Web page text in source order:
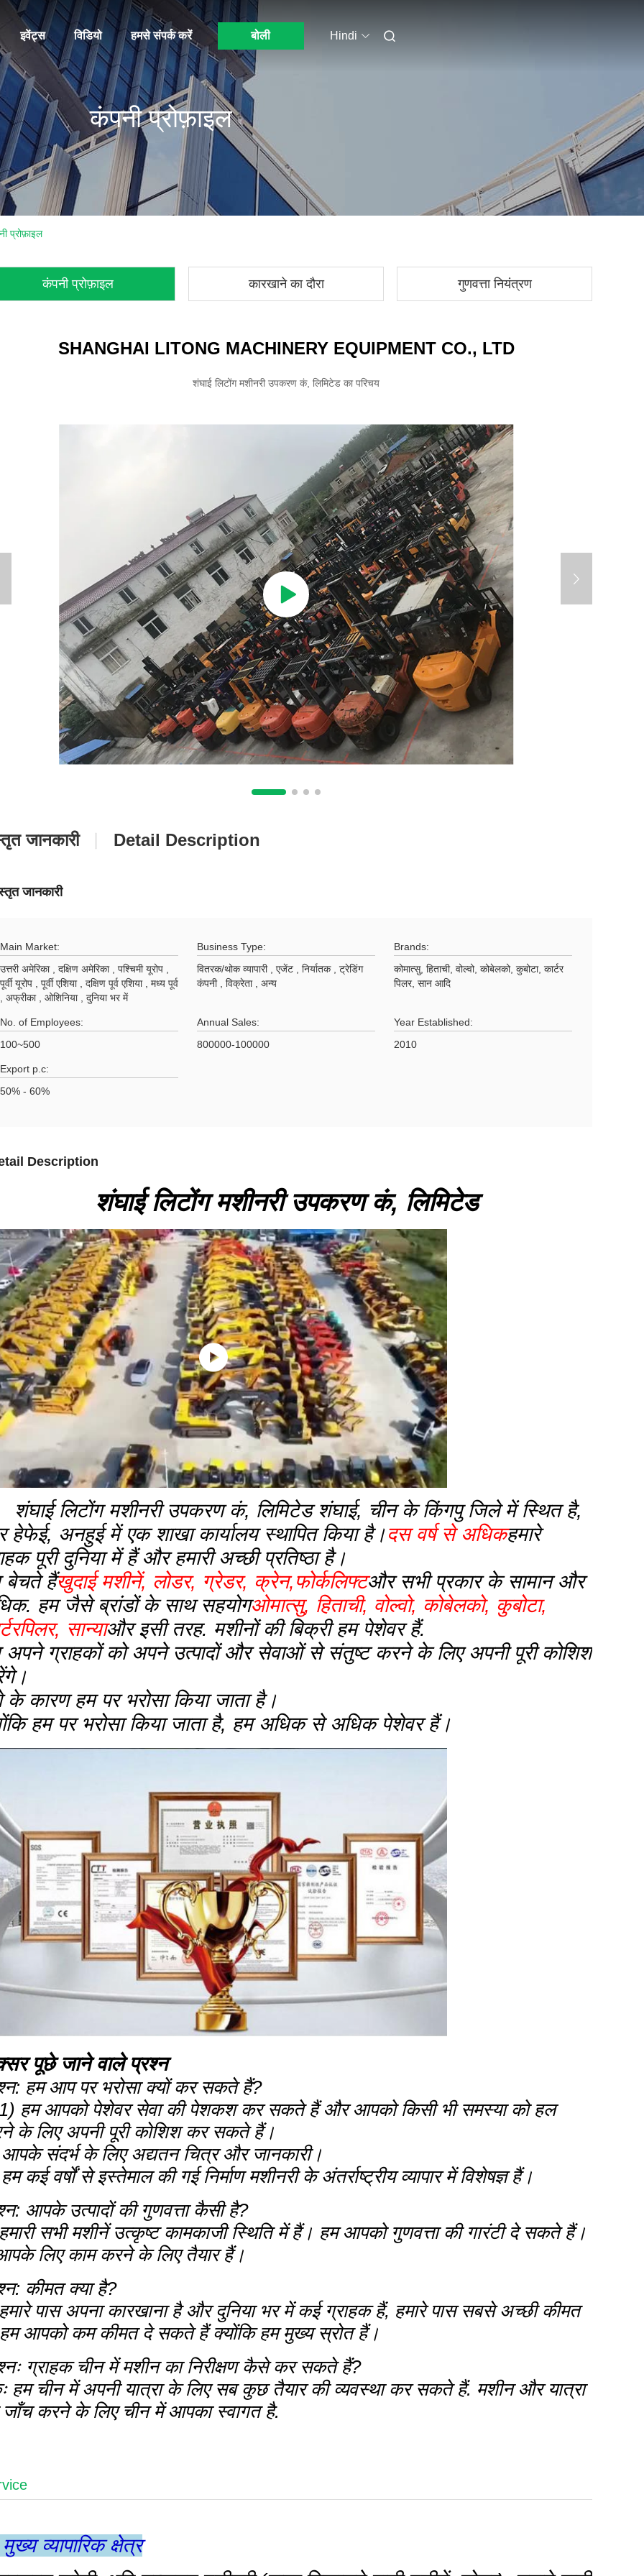
इवेंट्स विडियो हमसे संपर्क करें बोली Hindi
कंपनी प्रोफ़ाइल
प्रोफ़ाइल
कंपनी प्रोफ़ाइल कारखाने का दौरा गुणवत्ता नियंत्रण
SHANGHAI LITONG MACHINERY EQUIPMENT CO., LTD
शंघाई लिटोंग मशीनरी उपकरण कं, लिमिटेड का परिचय
जानकारी Detail Description
जानकारी
Main Market:
उत्तरी अमेरिका , दक्षिण अमेरिका , पश्चिमी यूरोप ,
पूर्वी यूरोप , पूर्वी एशिया , दक्षिण पूर्व एशिया , मध्य पूर्व
, अफ्रीका , ओशिनिया , दुनिया भर में
Business Type:
वितरक/थोक व्यापारी , एजेंट , निर्यातक , ट्रेडिंग
कंपनी , विक्रेता , अन्य
Brands:
कोमात्सु, हिताची, वोल्वो, कोबेलको, कुबोटा, कार्टर
पिलर, सान आदि
No. of Employees:
100~500
Annual Sales:
800000-100000
Year Established:
2010
Export p.c:
50% - 60%
Description
शंघाई लिटोंग मशीनरी उपकरण कं, लिमिटेड
शंघाई लिटोंग मशीनरी उपकरण कं, लिमिटेड शंघाई, चीन के किंगपु जिले में स्थित है,
हेफेई, अनहुई में एक शाखा कार्यालय स्थापित किया है।दस वर्ष से अधिकहमारे
पूरी दुनिया में हैं और हमारी अच्छी प्रतिष्ठा है।
बेचते हैंखुदाई मशीनें, लोडर, ग्रेडर, क्रेन,फोर्कलिफ्टऔर सभी प्रकार के सामान और
हम जैसे ब्रांडों के साथ सहयोगओमात्सु, हिताची, वोल्वो, कोबेलको, कुबोटा,
सान्याऔर इसी तरह. मशीनों की बिक्री हम पेशेवर हैं.
अपने ग्राहकों को अपने उत्पादों और सेवाओं से संतुष्ट करने के लिए अपनी पूरी कोशिश
के कारण हम पर भरोसा किया जाता है।
हम पर भरोसा किया जाता है, हम अधिक से अधिक पेशेवर हैं।
पूछे जाने वाले प्रश्न
हम आप पर भरोसा क्यों कर सकते हैं?
1) हम आपको पेशेवर सेवा की पेशकश कर सकते हैं और आपको किसी भी समस्या को हल
के लिए अपनी पूरी कोशिश कर सकते हैं।
संदर्भ के लिए अद्यतन चित्र और जानकारी।
कई वर्षों से इस्तेमाल की गई निर्माण मशीनरी के अंतर्राष्ट्रीय व्यापार में विशेषज्ञ हैं।
आपके उत्पादों की गुणवत्ता कैसी है?
सभी मशीनें उत्कृष्ट कामकाजी स्थिति में हैं। हम आपको गुणवत्ता की गारंटी दे सकते हैं।
लिए काम करने के लिए तैयार हैं।
कीमत क्या है?
पास अपना कारखाना है और दुनिया भर में कई ग्राहक हैं, हमारे पास सबसे अच्छी कीमत
आपको कम कीमत दे सकते हैं क्योंकि हम मुख्य स्रोत हैं।
ग्राहक चीन में मशीन का निरीक्षण कैसे कर सकते हैं?
हम चीन में अपनी यात्रा के लिए सब कुछ तैयार की व्यवस्था कर सकते हैं. मशीन और यात्रा
करने के लिए चीन में आपका स्वागत है.
व्यापारिक क्षेत्र